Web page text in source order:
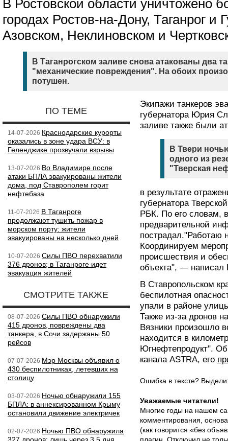
В Ростовской области уничтожено
городах Ростов-на-Дону, Таганрог и
Азовском, Неклиновском и
В Таганрогском заливе снова атакованы два
"механические повреждения". На обоих
потушен.
ПО ТЕМЕ
14-07-2026 Краснодарские курорты
оказались в зоне удара ВСУ: в
Геленджике прозвучали взрывы
13-07-2026 Во Владимире после
атаки БПЛА эвакуированы жители
дома, под Ставрополем горит
нефтебаза
11-07-2026 В Таганроге
продолжают тушить пожар в
морском порту: жители
эвакуированы на несколько дней
10-07-2026 Силы ПВО перехватили
376 дронов; в Таганроге идет
эвакуация жителей
СМОТРИТЕ ТАКЖЕ
08-07-2026 Силы ПВО обнаружили
415 дронов, повреждены два
танкера, в Сочи задержаны 50
рейсов
07-07-2026 Мэр Москвы объявил о
430 беспилотниках, летевших на
столицу
03-07-2026 Ночью обнаружили 155
БПЛА: в аннексированном Крыму
остановили движение электричек
02-07-2026 Ночью ПВО обнаружила
Экипажи танкеров
губернатора Юрия
заливе также были
В Твери
одного из
"Тверская
в результате
губернатора
РБК. По его словам,
предварительной
пострадал."Работаю
Координируем
происшествия и
объекта", — написал
В Ставропольском
беспилотная
упали в районе
Также из-за дронов
Вязники произошло
находится в
Югнефтепродукт"⁠. Об
канала ASTRA, его
Ошибка в тексте?
Уважаемые читатели!
Многие годы на нашем
комментирования,
(как говорится «без